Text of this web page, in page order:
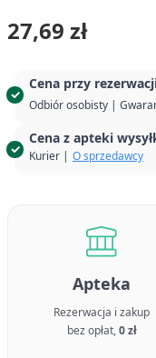
Cena przy
Odbiór osobisty |
Cena z apteki
Kurier | O sprzedawcy
27,69 zł
Apteka
Rezerwacja i zakup
bez opłat,0 zł